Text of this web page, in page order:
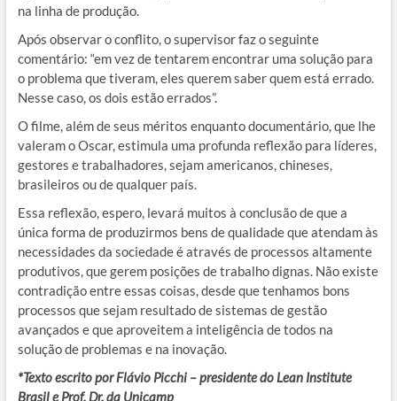
na linha de produção.
Após observar o conflito, o supervisor faz o seguinte
comentário: “em vez de tentarem encontrar uma solução para
o problema que tiveram, eles querem saber quem está errado.
Nesse caso, os dois estão errados”.
O filme, além de seus méritos enquanto documentário, que lhe
valeram o Oscar, estimula uma profunda reflexão para líderes,
gestores e trabalhadores, sejam americanos, chineses,
brasileiros ou de qualquer país.
Essa reflexão, espero, levará muitos à conclusão de que a
única forma de produzirmos bens de qualidade que atendam às
necessidades da sociedade é através de processos altamente
produtivos, que gerem posições de trabalho dignas. Não existe
contradição entre essas coisas, desde que tenhamos bons
processos que sejam resultado de sistemas de gestão
avançados e que aproveitem a inteligência de todos na
solução de problemas e na inovação.
*Texto escrito por Flávio Picchi – presidente do Lean Institute
Brasil e Prof. Dr. da Unicamp